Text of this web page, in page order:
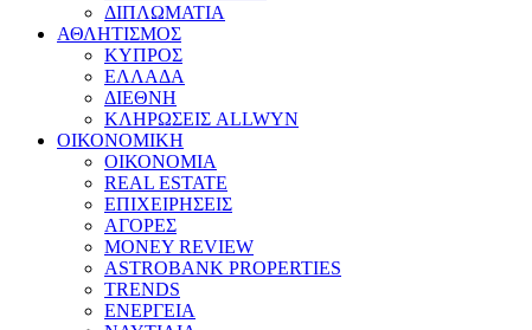
ΔΙΠΛΩΜΑΤΙΑ
ΑΘΛΗΤΙΣΜΟΣ
ΚΥΠΡΟΣ
ΕΛΛΑΔΑ
ΔΙΕΘΝΗ
ΚΛΗΡΩΣΕΙΣ ALLWYN
ΟΙΚΟΝΟΜΙΚΗ
ΟΙΚΟΝΟΜΙΑ
REAL ESTATE
ΕΠΙΧΕΙΡΗΣΕΙΣ
ΑΓΟΡΕΣ
MONEY REVIEW
ASTROBANK PROPERTIES
TRENDS
ΕΝΕΡΓΕΙΑ